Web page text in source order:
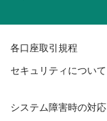
各口座取引規程
セキュリティについて
システム障害時の対応